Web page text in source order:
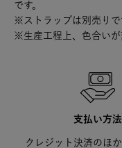
です。
※ストラップは別売りで
※生産工程上、色合い
支払い方法
クレジット決済のほか